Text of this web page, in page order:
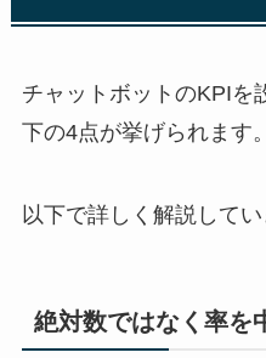
チャットボットのKPIを
下の4点が挙げられます。
以下で詳しく解説してい
絶対数ではなく率を